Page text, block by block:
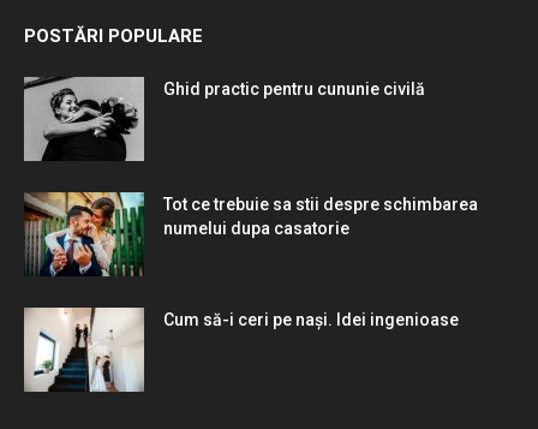
POSTĂRI POPULARE
Ghid practic pentru cununie civilă
Tot ce trebuie sa stii despre schimbarea
numelui dupa casatorie
Cum să-i ceri pe nași. Idei ingenioase